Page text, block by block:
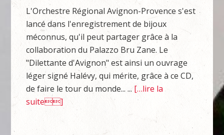
L'Orchestre Régional Avignon-Provence s'est
lancé dans l'enregistrement de bijoux
méconnus, qu'il peut partager grâce à la
collaboration du Palazzo Bru Zane. Le
"Dilettante d'Avignon" est ainsi un ouvrage
léger signé Halévy, qui mérite, grâce à ce CD,
de faire le tour du monde... ... […lire la
suite]